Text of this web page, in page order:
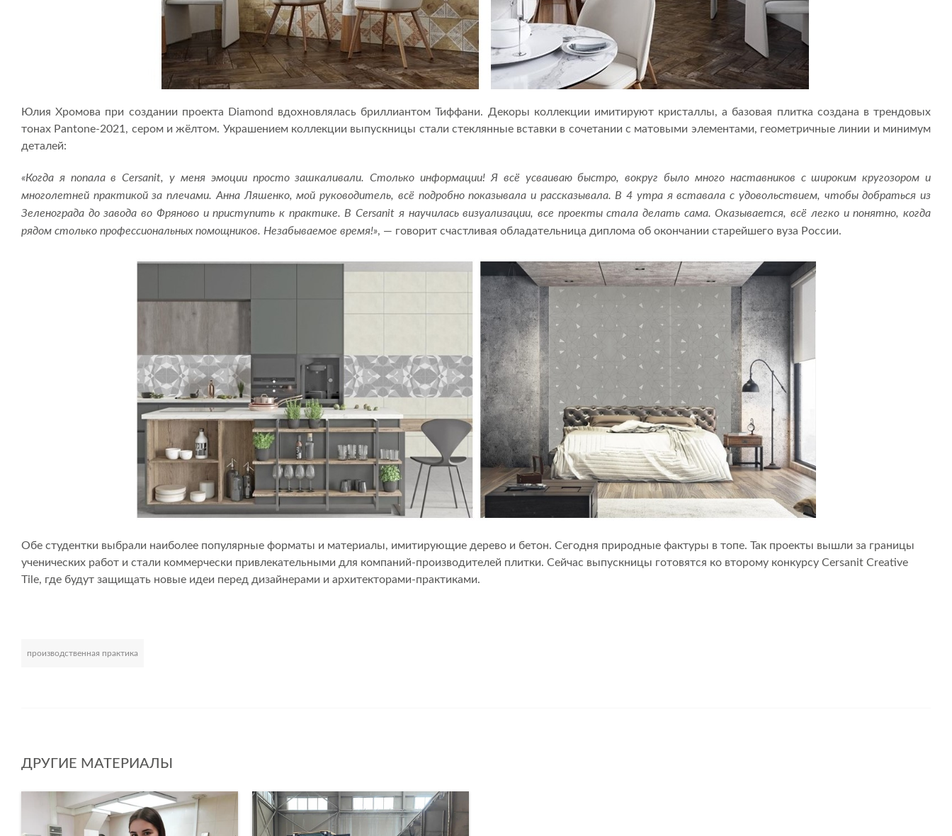
Юлия Хромова при создании проекта Diamond вдохновлялась бриллиантом Тиффани. Декоры коллекции имитируют кристаллы, а базовая плитка создана в трендовых
тонах Pantone-2021, сером и жёлтом. Украшением коллекции выпускницы стали стеклянные вставки в сочетании с матовыми элементами, геометричные линии и минимум
деталей:
«Когда я попала в Cersanit, у меня эмоции просто зашкаливали. Столько информации! Я всё усваиваю быстро, вокруг было много наставников с широким кругозором и
многолетней практикой за плечами. Анна Ляшенко, мой руководитель, всё подробно показывала и рассказывала. В 4 утра я вставала с удовольствием, чтобы добраться из
Зеленограда до завода во Фряново и приступить к практике. В Cersanit я научилась визуализации, все проекты стала делать сама. Оказывается, всё легко и понятно, когда
рядом столько профессиональных помощников. Незабываемое время!», — говорит счастливая обладательница диплома об окончании старейшего вуза России.
Обе студентки выбрали наиболее популярные форматы и материалы, имитирующие дерево и бетон. Сегодня природные фактуры в топе. Так проекты вышли за границы
ученических работ и стали коммерчески привлекательными для компаний-производителей плитки. Сейчас выпускницы готовятся ко второму конкурсу Cersanit Creative
Tile, где будут защищать новые идеи перед дизайнерами и архитекторами-практиками.
производственная практика
ДРУГИЕ МАТЕРИАЛЫ